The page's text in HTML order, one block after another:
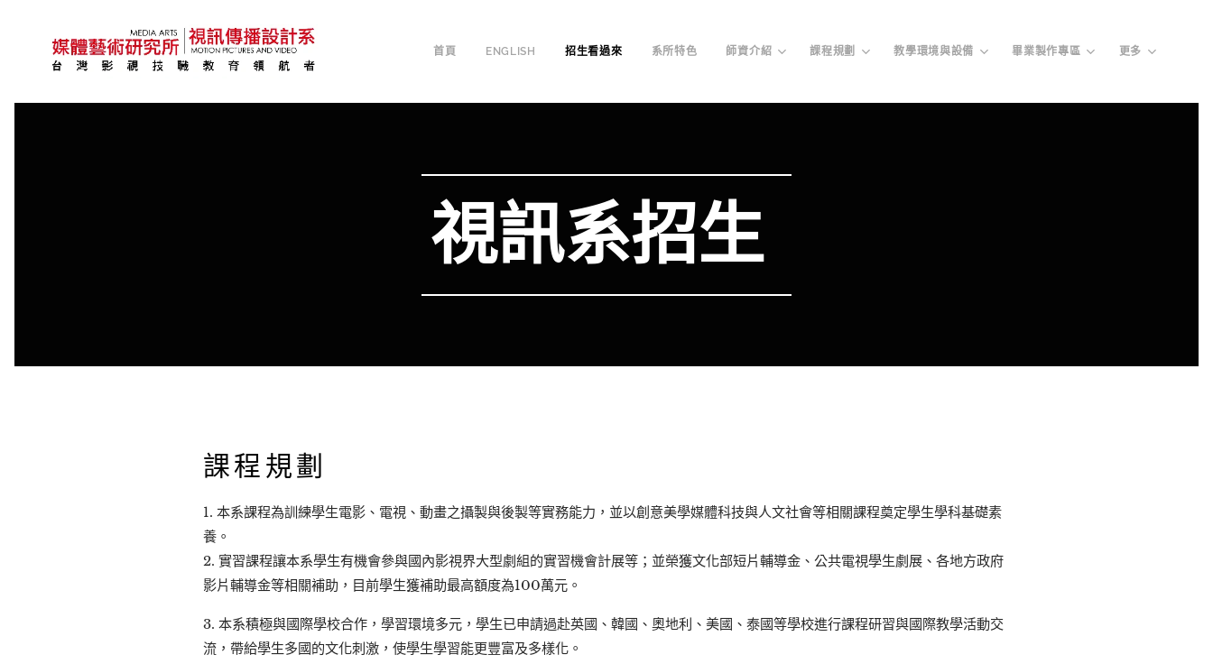
首頁 ENGLISH 招生看過來 系所特色 師資介紹 課程規劃 教學環境與設備 畢業製作專區 更多
視訊系招生
課程規劃
1. 本系課程為訓練學生電影、電視、動畫之攝製與後製等實務能力，並以創意美學媒體科技與人文社會等相關課程奠定學生學科基礎素
養。
2. 實習課程讓本系學生有機會參與國內影視界大型劇組的實習機會計展等；並榮獲文化部短片輔導金、公共電視學生劇展、各地方政府
影片輔導金等相關補助，目前學生獲補助最高額度為100萬元。
3. 本系積極與國際學校合作，學習環境多元，學生已申請過赴英國、韓國、奧地利、美國、泰國等學校進行課程研習與國際教學活動交
流，帶給學生多國的文化刺激，使學生學習能更豐富及多樣化。